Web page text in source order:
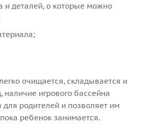
и деталей, о которые можно
очищается, складывается и
наличие игрового бассейна
родителей и позволяет им
ребенок занимается.